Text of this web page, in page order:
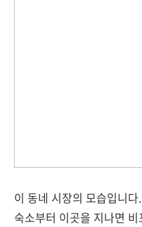
이 동네 시장의 모습입니다.
숙소부터 이곳을 지나면